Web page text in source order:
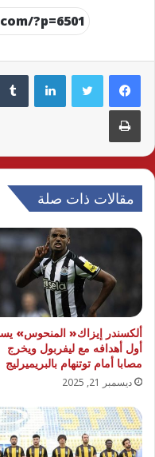
لينكدإن
طباعة
مقالات ذات صلة
ألكسندر إيزاك« المنحوس»
أول أهدافه مع ليفربول ويخرج
مصابا أمام توتنهام بالبريميرليج
ديسمبر 21, 2025